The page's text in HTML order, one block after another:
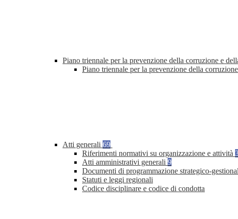
Piano triennale per la prevenzione della corruzione e
Piano triennale per la prevenzione della
Atti generali 69
Riferimenti normativi su organizzazione e attività
Atti amministrativi generali 9
Documenti di programmazione strategico-
Statuti e leggi regionali
Codice disciplinare e codice di condotta